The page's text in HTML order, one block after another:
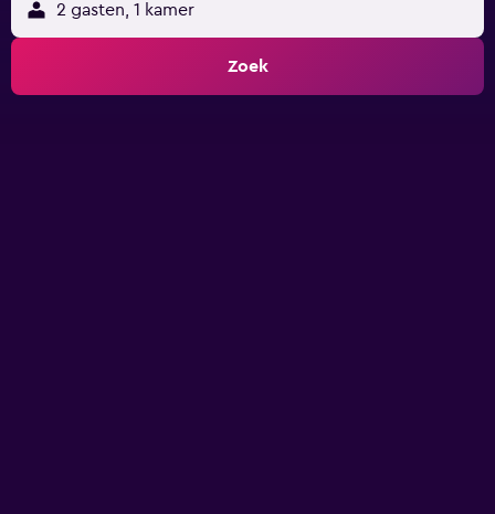
2 gasten, 1 kamer
Zoek